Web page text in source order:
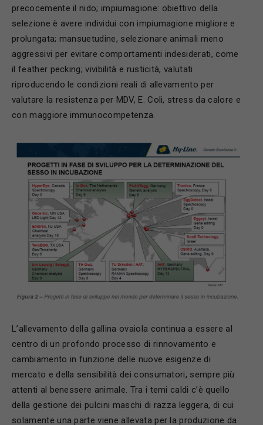
precocemente il nido; impiumagione: obiettivo della
selezione è avere individui con impiumagione migliore e
prolungata; mansuetudine, selezionare animali meno
aggressivi per evitare comportamenti indesiderati, come
il feather pecking; vivibilità e rusticità, valutati
riproducendo le condizioni reali di allevamento per
valutare la resistenza per MDV, E. Coli, stress da calore e
con maggiore immunocompetenza.
L’allevamento della gallina ovaiola continua a essere al
centro di un profondo processo di rinnovamento e
cambiamento in funzione delle nuove esigenze di
mercato e della sensibilità dei consumatori, sempre più
attenti al benessere animale. Tra i temi caldi c’è quello
della gestione dei pulcini maschi di razza leggera, di cui
solamente una parte viene allevata per la produzione da